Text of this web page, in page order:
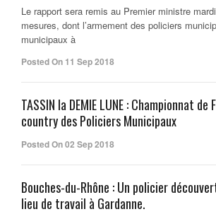
Le rapport sera remis au Premier ministre
mesures, dont l’armement des policiers
municipaux à
Posted On 11 Sep 2018
TASSIN la DEMIE LUNE : Championnat
country des Policiers Municipaux
Posted On 02 Sep 2018
Bouches-du-Rhône : Un policier
lieu de travail à Gardanne.